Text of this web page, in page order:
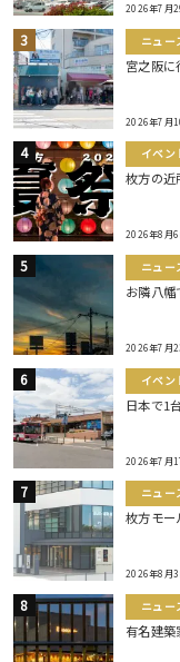
2026年7月
ニュー
宮之阪
2026年7月
イベン
枚方の近
2026年8月6
ニュー
お隣八幡
2026年7月
イベン
日本で1
2026年7月
ニュー
枚方モー
2026年8月3
ニュー
有名建築